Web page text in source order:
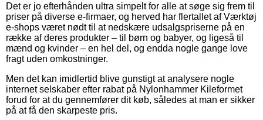
Det er jo efterhånden ultra simpelt for alle at søge sig frem til
priser på diverse e-firmaer, og herved har flertallet af Værktøj
e-shops været nødt til at nedskære udsalgspriserne på en
række af deres produkter – til børn og babyer, og ligeså til
mænd og kvinder – en hel del, og endda nogle gange love
fragt uden omkostninger.
Men det kan imidlertid blive gunstigt at analysere nogle
internet selskaber efter rabat på Nylonhammer Kileformet
forud for at du gennemfører dit køb, således at man er sikker
på at få den skarpeste pris.